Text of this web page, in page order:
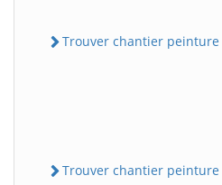
Trouver chantier peinture
Trouver chantier peinture